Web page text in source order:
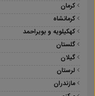
کرمان
کرمانشاه
کهکیلویه و بویراحمد
گلستان
گیلان
لرستان
مازندران